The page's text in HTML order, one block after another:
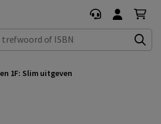
of ISBN
1F: Slim uitgeven